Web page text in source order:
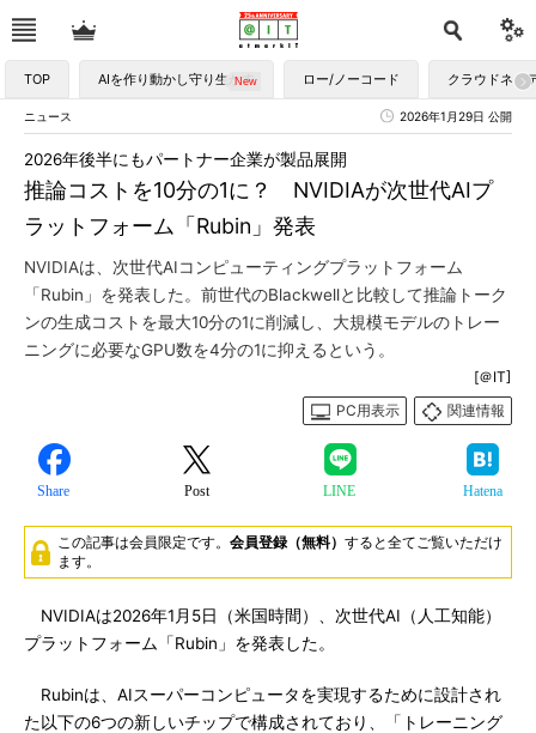
TOP AIを作り動かし守り生かす ロー/ノーコード クラウドネイ
ニュース 2026年1月29日 公開
推論コストを10分の1に？ NVIDIAが次世代AIプ
ラットフォーム「Rubin」発表
2026年後半にもパートナー企業が製品展開
NVIDIAは、次世代AIコンピューティングプラットフォーム
「Rubin」を発表した。前世代のBlackwellと比較して推論トーク
ンの生成コストを最大10分の1に削減し、大規模モデルのトレー
ニングに必要なGPU数を4分の1に抑えるという。
[＠IT]
PC用表示
関連情報
Share Post LINE Hatena
この記事は会員限定です。 会員登録（無料） すると全てご覧いただけ
ます。
NVIDIAは2026年1月5日（米国時間）、次世代AI（人工知能）
プラットフォーム「Rubin」を発表した。
Rubinは、AIスーパーコンピュータを実現するために設計され
た以下の6つの新しいチップで構成されており、「トレーニング